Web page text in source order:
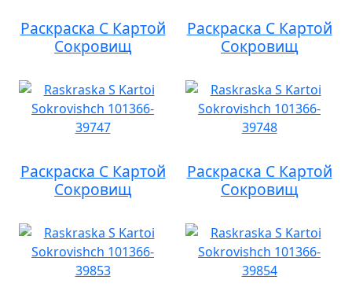
Раскраска С Картой
Сокровищ
Раскраска С Картой
Сокровищ
Раскраска С Картой
Сокровищ
Раскраска С Картой
Сокровищ